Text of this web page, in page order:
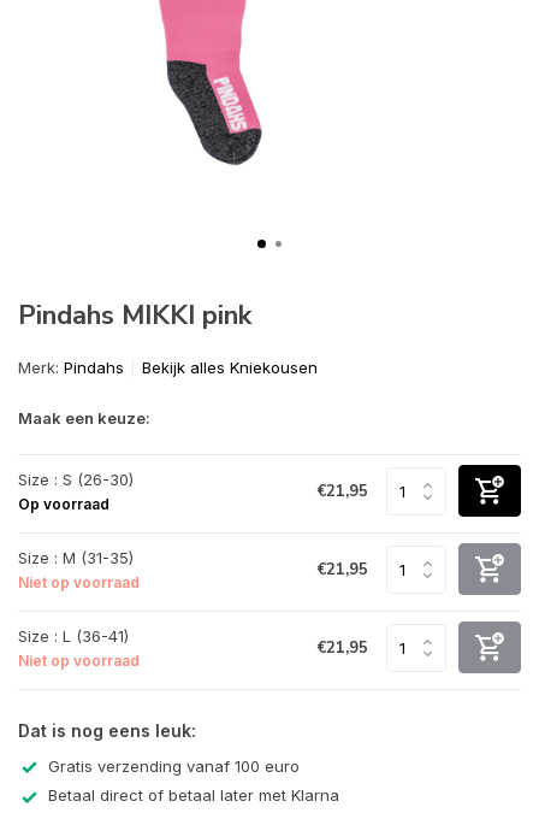
Pindahs MIKKI pink
Merk: Pindahs Bekijk alles Kniekousen
Maak een keuze:
Size : S (26-30)
Op voorraad
€21,95
Size : M (31-35)
Niet op voorraad
€21,95
Size : L (36-41)
Niet op voorraad
€21,95
Dat is nog eens leuk:
Gratis verzending vanaf 100 euro
Betaal direct of betaal later met Klarna